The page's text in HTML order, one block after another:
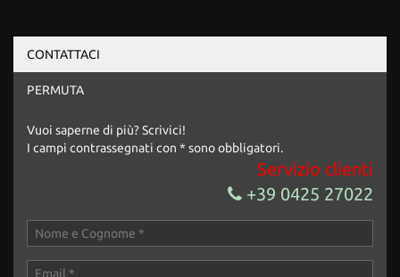
CONTATTACI
PERMUTA
Vuoi saperne di più? Scrivici!
I campi contrassegnati con * sono obbligatori.
Servizio clienti
+39 0425 27022